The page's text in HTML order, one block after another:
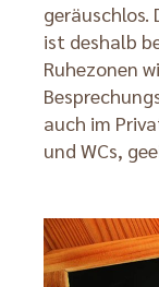
geräuschlos.
ist deshalb
Ruhezonen
auch im
und WCs,